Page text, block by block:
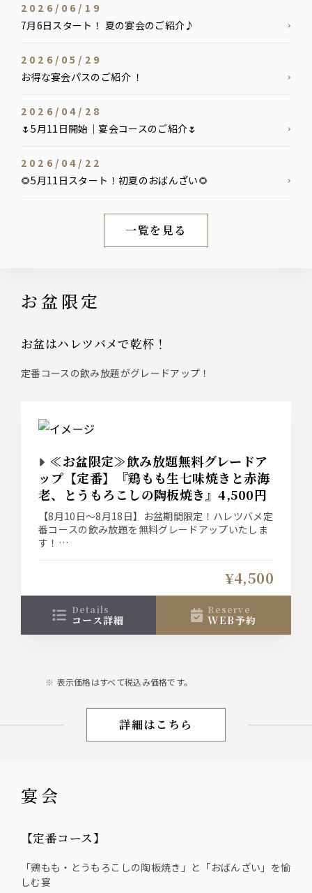
新着情報
一覧を見る
2026/06/19
7月6日スタート！ 夏の宴会のご紹介♪
2026/05/29
お得な宴会パスのご紹介 ！
2026/04/28
🌷5月11日開始｜宴会コースのご紹介🌷
2026/04/22
🌻5月11日スタート！初夏のおばんざい🌻
お盆限定
お盆はハレツバメで乾杯！
定番コースの飲み放題がグレードアップ！
≪お盆限定≫飲み放題無料グレードア
ップ【定番】『鶏もも生七味焼きと赤海
老、とうもろこしの陶板焼き』4,500円
【8月10日～8月18日】お盆期間限定！ハレツバメ定
番コースの飲み放題を無料グレードアップいたしま
す！
も生七味焼きと赤海老、とうもろこしの陶板焼
き』、〆の『せいろ蕎麦』が付いた『料理11品』の
2時間飲み放題付き宴会コース！
¥4,500
details
コース詳細
reserve
WEB予約
表示価格はすべて税込み価格です。
お盆限定
詳細はこちら
宴会
【定番コース】
「鶏もも・とうもろこしの陶板焼き」と「おばんざい」を愉
しむ宴